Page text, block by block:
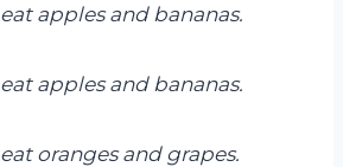
eatapples and bananas.
eatapples and bananas.
eatoranges and grapes.